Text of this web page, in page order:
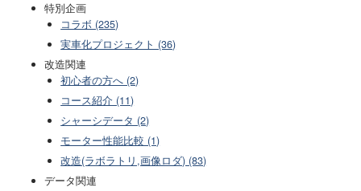
特別企画
コラボ (235)
実車化プロジェクト (36)
改造関連
初心者の方へ (2)
コース紹介 (11)
シャーシデータ (2)
モーター性能比較 (1)
改造(ラボラトリ,画像ロダ) (83)
データ関連